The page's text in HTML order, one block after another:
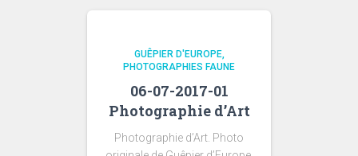
GUÊPIER D'EUROPE
PHOTOGRAPHIES FAUNE
06-07-2017-01
Photographie d’Art
Photographie d’Art. Photo